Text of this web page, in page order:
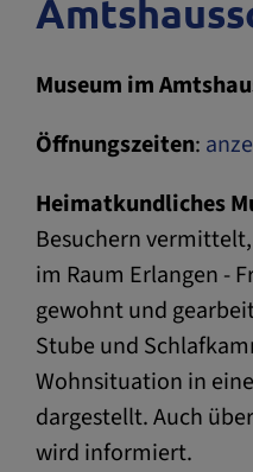
Museum im
Öffnungszeiten:
Heimatkundliches
Besuchern
im Raum Erlangen -
gewohnt und
Stube und
Wohnsituation in
dargestellt. Auch
wird informiert.